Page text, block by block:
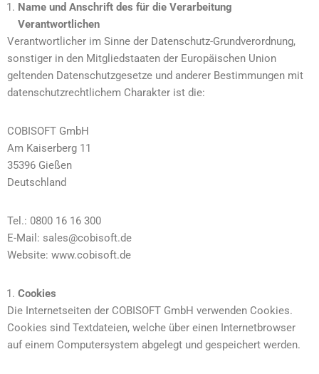
Name und Anschrift des für die Verarbeitung
Verantwortlichen
Verantwortlicher im Sinne der Datenschutz-Grundverordnung,
sonstiger in den Mitgliedstaaten der Europäischen Union
geltenden Datenschutzgesetze und anderer Bestimmungen mit
datenschutzrechtlichem Charakter ist die:
COBISOFT GmbH
Am Kaiserberg 11
35396 Gießen
Deutschland
Tel.: 0800 16 16 300
E-Mail: sales@cobisoft.de
Website: www.cobisoft.de
Cookies
Die Internetseiten der COBISOFT GmbH verwenden Cookies.
Cookies sind Textdateien, welche über einen Internetbrowser
auf einem Computersystem abgelegt und gespeichert werden.